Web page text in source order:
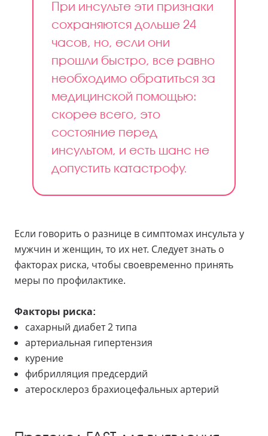
При инсульте эти признаки
сохраняются дольше 24
часов, но, если они
прошли быстро, все равно
необходимо обратиться за
медицинской помощью:
скорее всего, это
состояние перед
инсультом, и есть шанс не
допустить катастрофу.
Если говорить о разнице в симптомах инсульта у
мужчин и женщин, то их нет. Следует знать о
факторах риска, чтобы своевременно принять
меры по профилактике.
Факторы риска:
сахарный диабет 2 типа
артериальная гипертензия
курение
фибрилляция предсердий
атеросклероз брахиоцефальных артерий